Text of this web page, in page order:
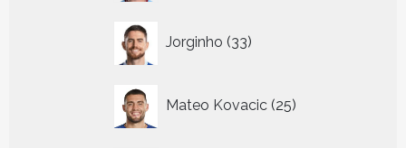
Jorginho 33
producten
Mateo Kovacic 25
producten